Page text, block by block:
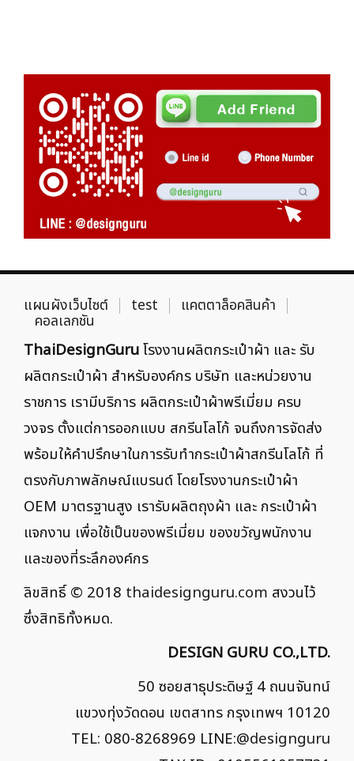
แผนผังเว็บไซต์ test แคตตาล็อคสินค้า
คอลเลกชัน
ThaiDesignGuruโรงงานผลิตกระเป๋าผ้า และ รับ
ผลิตกระเป๋าผ้า สำหรับองค์กร บริษัท และหน่วยงาน
ราชการ เรามีบริการ ผลิตกระเป๋าผ้าพรีเมี่ยม ครบ
วงจร ตั้งแต่การออกแบบ สกรีนโลโก้ จนถึงการจัดส่ง
พร้อมให้คำปรึกษาในการรับทำกระเป๋าผ้าสกรีนโลโก้ ที่
ตรงกับภาพลักษณ์แบรนด์ โดยโรงงานกระเป๋าผ้า
OEM มาตรฐานสูง เรารับผลิตถุงผ้า และ กระเป๋าผ้า
แจกงาน เพื่อใช้เป็นของพรีเมี่ยม ของขวัญพนักงาน
และของที่ระลึกองค์กร
ลิขสิทธิ์ © 2018 thaidesignguru.com สงวนไว้
ซึ่งสิทธิทั้งหมด.
DESIGN GURU CO.,LTD.
50 ซอยสาธุประดิษฐ์ 4 ถนนจันทน์
แขวงทุ่งวัดดอน เขตสาทร กรุงเทพฯ 10120
TEL: 080-8268969 LINE:@designguru